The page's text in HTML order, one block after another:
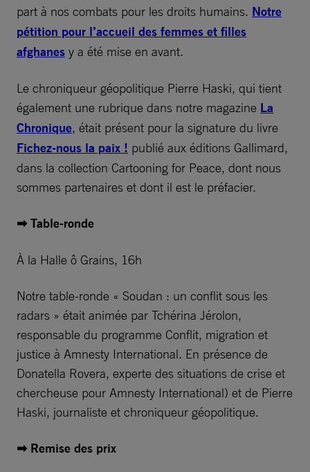
part à nos combats pour les droits humains. Notre
pétition pour l’accueil des femmes et filles
afghanes y a été mise en avant.
Le chroniqueur géopolitique Pierre Haski, qui tient
également une rubrique dans notre magazine La
Chronique, était présent pour la signature du livre
Fichez-nous la paix ! publié aux éditions Gallimard,
dans la collection Cartooning for Peace, dont nous
sommes partenaires et dont il est le préfacier.
➡ Table-ronde
À la Halle ô Grains, 16h
Notre table-ronde « Soudan : un conflit sous les
radars » était animée par Tchérina Jérolon,
responsable du programme Conflit, migration et
justice à Amnesty International. En présence de
Donatella Rovera, experte des situations de crise et
chercheuse pour Amnesty International) et de Pierre
Haski, journaliste et chroniqueur géopolitique.
➡ Remise des prix